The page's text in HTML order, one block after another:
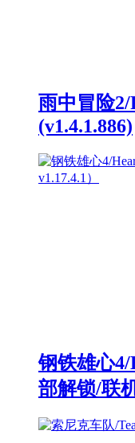
雨中冒险
(v1.4.1.886)
钢铁雄心
部解锁/联